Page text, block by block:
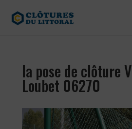
la pose de clôture
Loubet 06270